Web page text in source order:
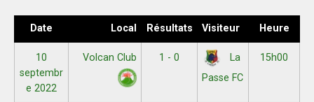
Date Local Résultats Visiteur Heure
10
septembr
e 2022
Volcan Club 1 - 0
La
Passe FC
15h00